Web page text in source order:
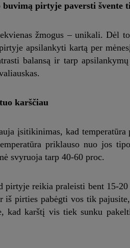
pirtyje paversti švente
žmogus – unikali. Dėl
apsilankyti kartą per
balansą ir tarp
karščiau
įsitikinimas, kad
priklauso nuo jos
svyruoja tarp 40-60 proc.
pirtyje reikia praleisti bent 15-
iš pirties pabėgti vos tik
kad karštį vis tiek sunku